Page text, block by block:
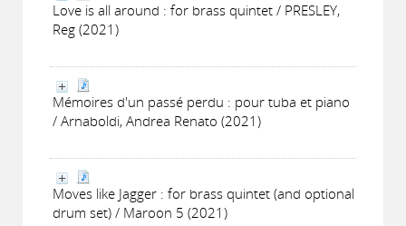
Love is all around : for brass quintet / PRESLEY,
Reg (2021)
Mémoires d'un passé perdu : pour tuba et piano
/ Arnaboldi, Andrea Renato (2021)
Moves like Jagger : for brass quintet (and optional
drum set) / Maroon 5 (2021)